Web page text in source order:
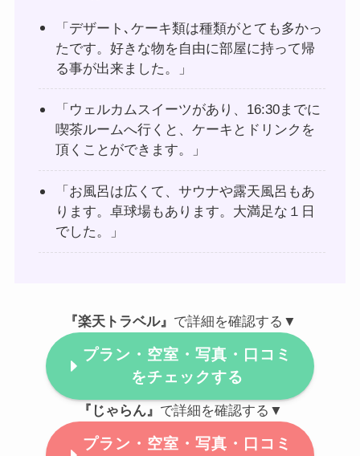
「デザート､ケーキ類は種類がとても多かっ
たです。好きな物を自由に部屋に持って帰
る事が出来ました。」
「ウェルカムスイーツがあり、16:30までに
喫茶ルームへ行くと、ケーキとドリンクを
頂くことができます。」
「お風呂は広くて、サウナや露天風呂もあ
ります。卓球場もあります。大満足な１日
でした。」
『楽天トラベル』 で詳細を確認する▼
プラン・空室・写真・口コミ
をチェックする
『じゃらん』 で詳細を確認する▼
プラン・空室・写真・口コミ